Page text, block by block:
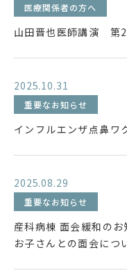
医療関係者の方へ
山田晋也医師講演 第
2025.10.31
重要なお知らせ
インフルエンザ点鼻ワ
2025.08.29
重要なお知らせ
産科病棟 面会緩和の
お子さんとの面会につ